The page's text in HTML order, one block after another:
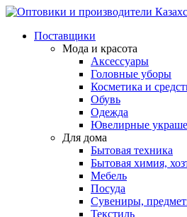
Поставщики
Мода и красота
Аксессуары
Головные уборы
Косметика и
Обувь
Одежда
Ювелирные
Для дома
Бытовая техника
Бытовая химия,
Мебель
Посуда
Сувениры,
Текстиль